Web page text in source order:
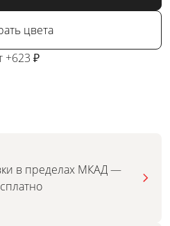
цвета
+623 ₽
в пределах МКАД —